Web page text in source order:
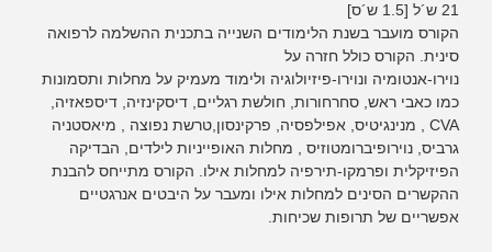
21 ש´ל [1.5 ש´ס]
הקורס מועבר בשנת הלימודים השנייה בתכנית ההשלמה לרפואה
סינית. הקורס כולל חזרה על
נוירו-אנטומיה ונוירו-פיזיולוגיה ולימוד מעמיק על מחלות ותסמונות
כמו כאבי ראש, סחרחורות, חולשת רגליים, דיסקינזיה, דיספאזיה,
CVA , מנינגיטיס, אפילפסיה, פרקינסון,טרשת נפוצה , מיאסטניה
גרביס, נוירופיברומטוזיס , מחלות האופייניות לילדים, הבדיקה
הפיזיקלית ופרמקו-תירפיה למחלות אילו. הקורס מתייחס להבנת
ההקשרים הסינים למחלות אילו ומעבר על היבטים אנרגטיים
אפשריים של תרופות שכיחות.